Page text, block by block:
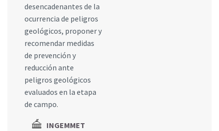
desencadenantes de la
ocurrencia de peligros
geológicos, proponer y
recomendar medidas
de prevención y
reducción ante
peligros geológicos
evaluados en la etapa
de campo.
INGEMMET